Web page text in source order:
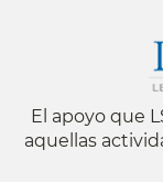
El apoyo que
aquellas